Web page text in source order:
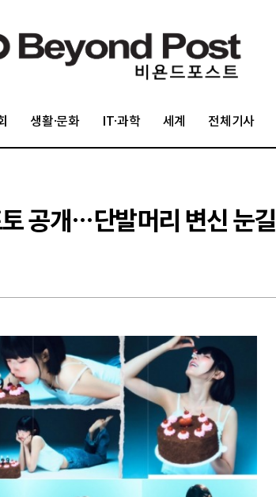
생활·문화 IT·과학 세계 전체기사
토 공개…단발머리 변신 눈길